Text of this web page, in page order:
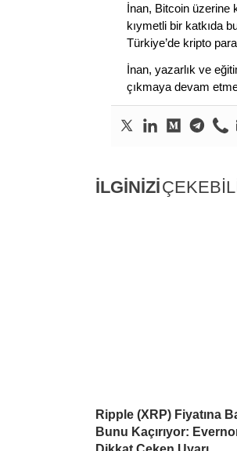
İnan, Bitcoin üzerine
kıymetli bir katkıda
Türkiye’de kripto
İnan, yazarlık ve
çıkmaya devam
İLGİNİZİ
Ripple (XRP) Fiyatına
Bunu Kaçırıyor: